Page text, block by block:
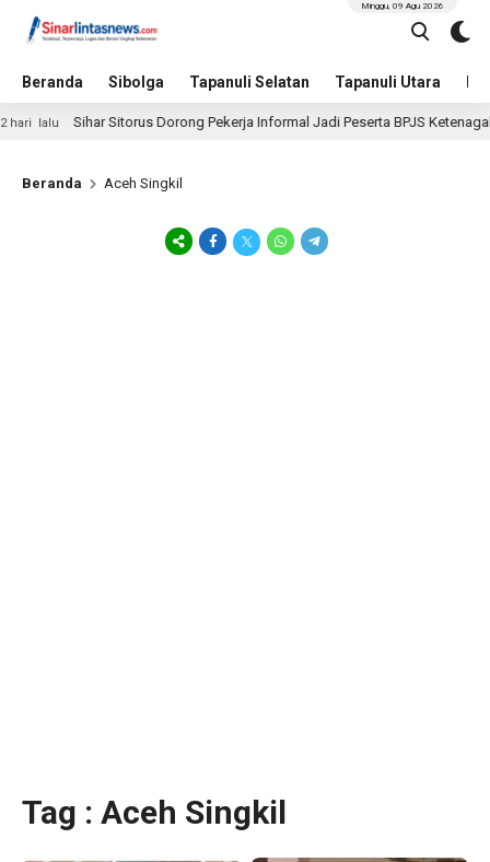
Beranda Sibolga Tapanuli Selatan Tapanuli Utara
Minggu, 09 Agu 2026
Sihar Sitorus Dorong Pekerja Informal Jadi Peserta BPJS
Beranda Aceh Singkil
Tag : Aceh Singkil